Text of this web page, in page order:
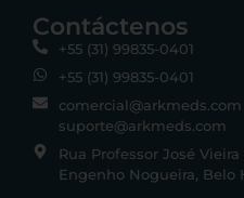
Contáctenos
+55 (31) 99835-0401
+55 (31) 99835-0401
comercial@arkmeds.com
suporte@arkmeds.com
Rua Professor José
Engenho Nogueira, Belo